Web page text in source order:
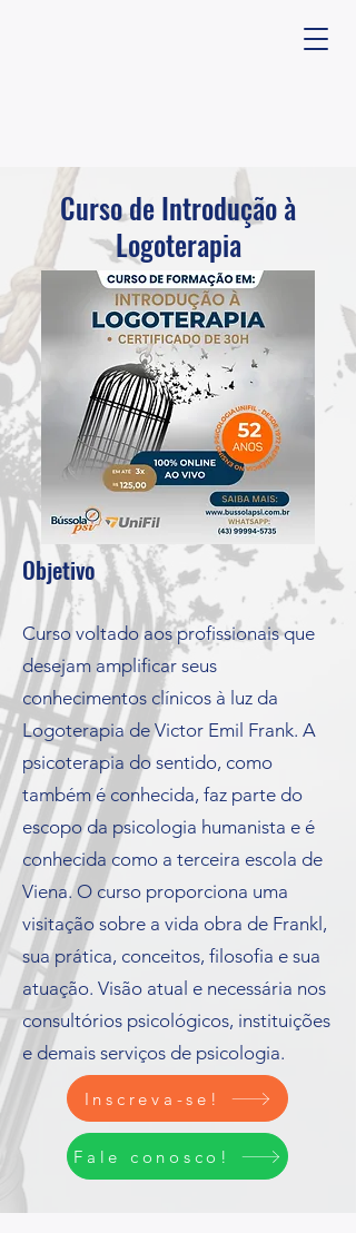
Curso de Introdução à
Logoterapia
Objetivo
Curso voltado aos profissionais que
desejam amplificar seus
conhecimentos clínicos à luz da
Logoterapia de Victor Emil Frank. A
psicoterapia do sentido, como
também é conhecida, faz parte do
escopo da psicologia humanista e é
conhecida como a terceira escola de
Viena. O curso proporciona uma
visitação sobre a vida obra de Frankl,
sua prática, conceitos, filosofia e sua
atuação. Visão atual e necessária nos
consultórios psicológicos, instituições
e demais serviços de psicologia.
Inscreva-se!
Fale conosco!